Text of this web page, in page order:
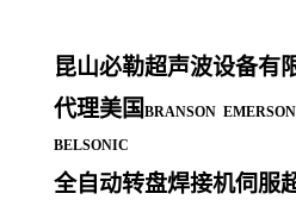
昆山必勒超声波设备有
代理美国 BRANSON EMERSON
BELSONIC
全自动转盘焊接机伺服